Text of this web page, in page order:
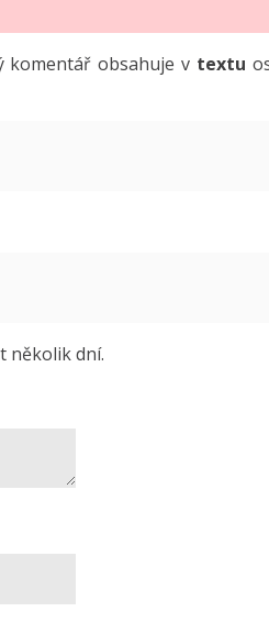
komentář obsahuje v textu
několik dní.